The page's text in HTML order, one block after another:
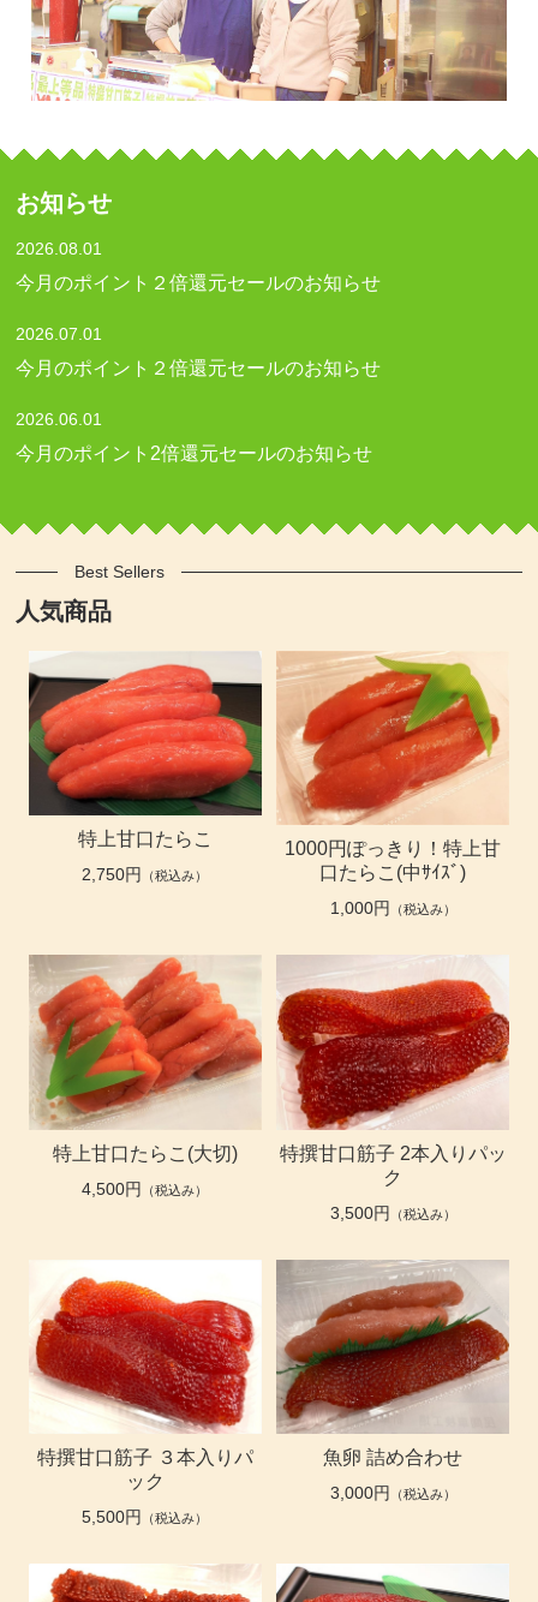
お知らせ
2026.08.01
今月のポイント２倍還元セールのお知らせ
2026.07.01
今月のポイント２倍還元セールのお知らせ
2026.06.01
今月のポイント2倍還元セールのお知らせ
Best Sellers
人気商品
特上甘口たらこ
2,750円 （税込み）
1000円ぽっきり！特上甘
口たらこ(中ｻｲｽﾞ)
1,000円 （税込み）
特上甘口たらこ(大切)
4,500円 （税込み）
特撰甘口筋子 2本入りパッ
ク
3,500円 （税込み）
特撰甘口筋子 ３本入りパ
ック
5,500円 （税込み）
魚卵 詰め合わせ
3,000円 （税込み）